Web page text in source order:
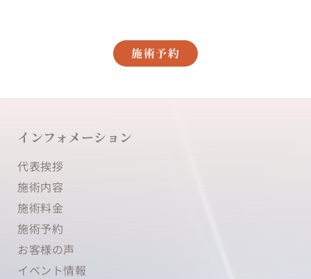
施術予約
インフォメーション
代表挨拶
施術内容
施術料金
施術予約
お客様の声
イベント情報